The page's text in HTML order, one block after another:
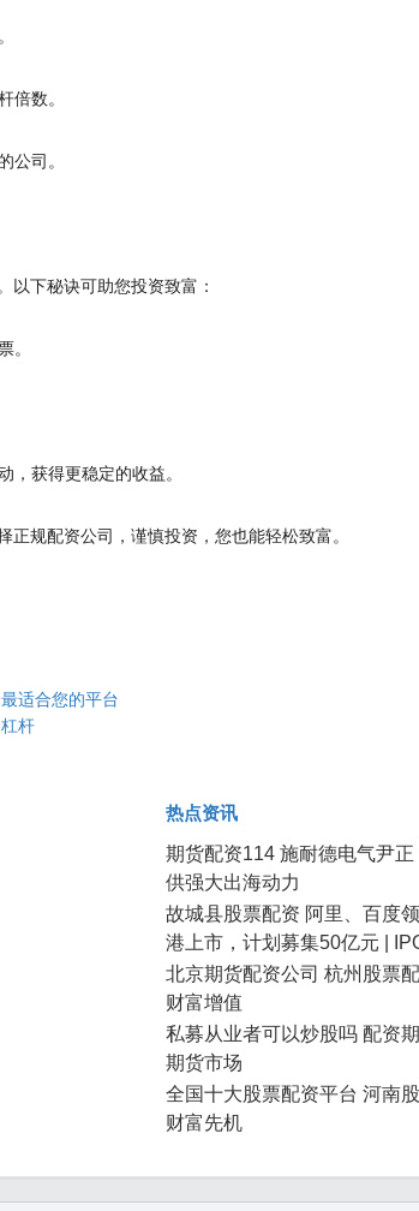
倍数。
公司。
以下秘诀可助您投资致富：
。
，获得更稳定的收益。
规配资公司，谨慎投资，您也能轻松致富。
适合您的平台
杆
热点资讯
期货配资114 施耐德电气尹
供强大出海动力
故城县股票配资 阿里、百度
港上市，计划募集50亿元 |
北京期货配资公司 杭州股票
财富增值
私募从业者可以炒股吗 配资
期货市场
全国十大股票配资平台 河南
财富先机